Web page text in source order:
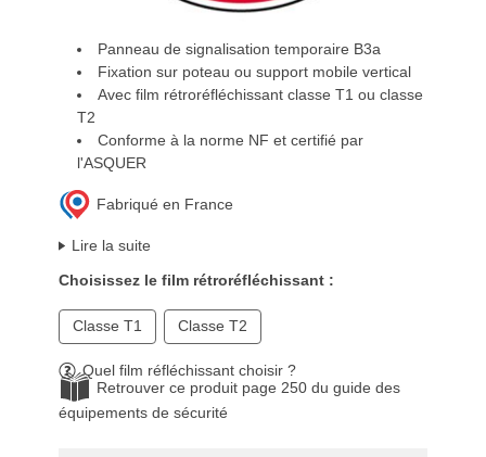
Panneau de signalisation temporaire B3a
Fixation sur poteau ou support mobile vertical
Avec film rétroréfléchissant classe T1 ou classe
T2
Conforme à la norme NF et certifié par
l'ASQUER
Fabriqué en France
Lire la suite
Choisissez le film rétroréfléchissant :
Classe T1 Classe T2
Quel film réfléchissant choisir ?
Retrouver ce produit page 250 du guide des
équipements de sécurité